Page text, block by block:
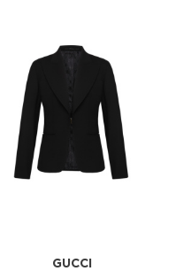
GUCCI